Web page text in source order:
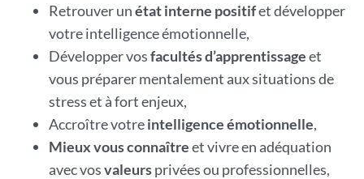
Retrouver unétat interne positifet développer
votre intelligence émotionnelle,
Développer vosfacultés d’apprentissageet
vous préparer mentalement aux situations de
stress et à fort enjeux,
Accroître votreintelligence émotionnelle,
Mieux vous connaîtreet vivre en adéquation
avec vosvaleursprivées ou professionnelles,